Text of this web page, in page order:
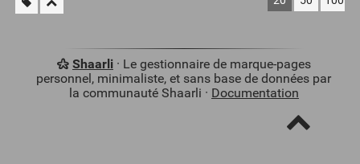
Shaarli· Le gestionnaire de marque-pages
personnel, minimaliste, et sans base de données par
la communauté Shaarli · Documentation